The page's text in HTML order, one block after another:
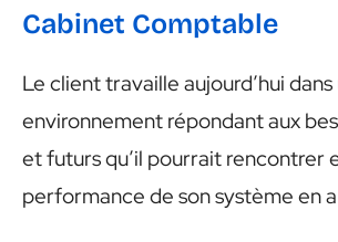
Cabinet Comptable
Le client travaille aujourd’hui
environnement répondant aux
et futurs qu’il pourrait rencontrer
performance de son système en